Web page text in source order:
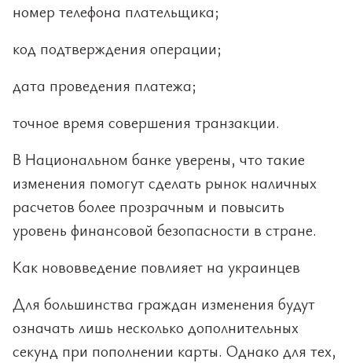
номер телефона плательщика;
код подтверждения операции;
дата проведения платежа;
точное время совершения транзакции.
В Национальном банке уверены, что такие
изменения помогут сделать рынок наличных
расчетов более прозрачным и повысить
уровень финансовой безопасности в стране.
Как нововведение повлияет на украинцев
Для большинства граждан изменения будут
означать лишь несколько дополнительных
секунд при пополнении карты. Однако для тех,